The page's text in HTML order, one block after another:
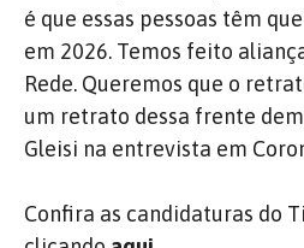
é que essas pessoas têm
em 2026. Temos feito
Rede. Queremos que o
um retrato dessa frente
Gleisi na entrevista em
Confira as candidaturas do